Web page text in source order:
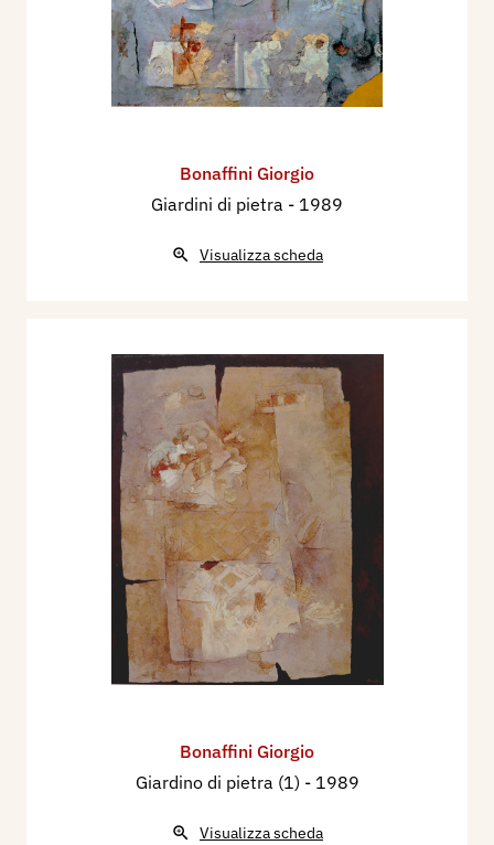
Bonaffini Giorgio
Giardini di pietra - 1989
Visualizza scheda
Bonaffini Giorgio
Giardino di pietra (1) - 1989
Visualizza scheda